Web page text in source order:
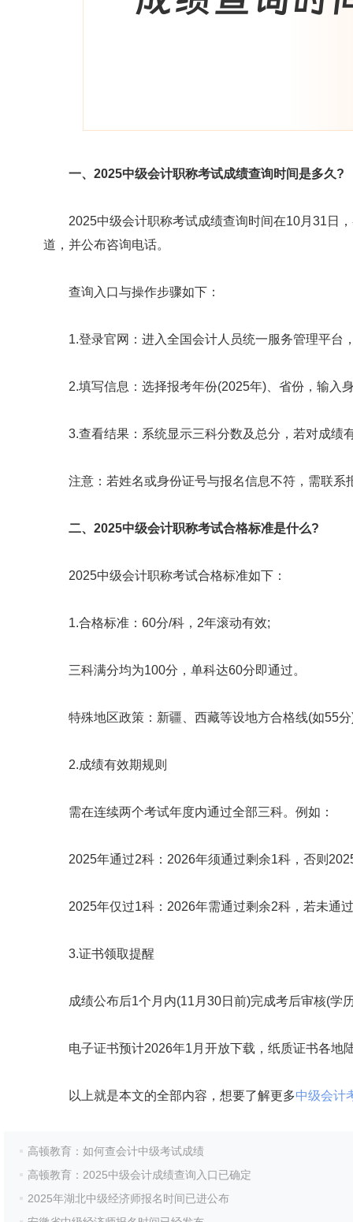
一、2025中级会计职称考试成绩查询时间是多久?
2025中级会计职称考试成绩查询时间在10月31日，
道，并公布咨询电话。
查询入口与操作步骤如下：
1.登录官网：进入全国会计人员统一服务管理平台，
2.填写信息：选择报考年份(2025年)、省份，输入
3.查看结果：系统显示三科分数及总分，若对成绩
注意：若姓名或身份证号与报名信息不符，需联系
二、2025中级会计职称考试合格标准是什么?
2025中级会计职称考试合格标准如下：
1.合格标准：60分/科，2年滚动有效;
三科满分均为100分，单科达60分即通过。
特殊地区政策：新疆、西藏等设地方合格线(如55分
2.成绩有效期规则
需在连续两个考试年度内通过全部三科。例如：
2025年通过2科：2026年须通过剩余1科，否则
2025年仅过1科：2026年需通过剩余2科，若未通
3.证书领取提醒
成绩公布后1个月内(11月30日前)完成考后审核(学
电子证书预计2026年1月开放下载，纸质证书各地
以上就是本文的全部内容，想要了解更多中级会计
高顿教育：如何查会计中级考试成绩
高顿教育：2025中级会计成绩查询入口已确定
2025年湖北中级经济师报名时间已进公布